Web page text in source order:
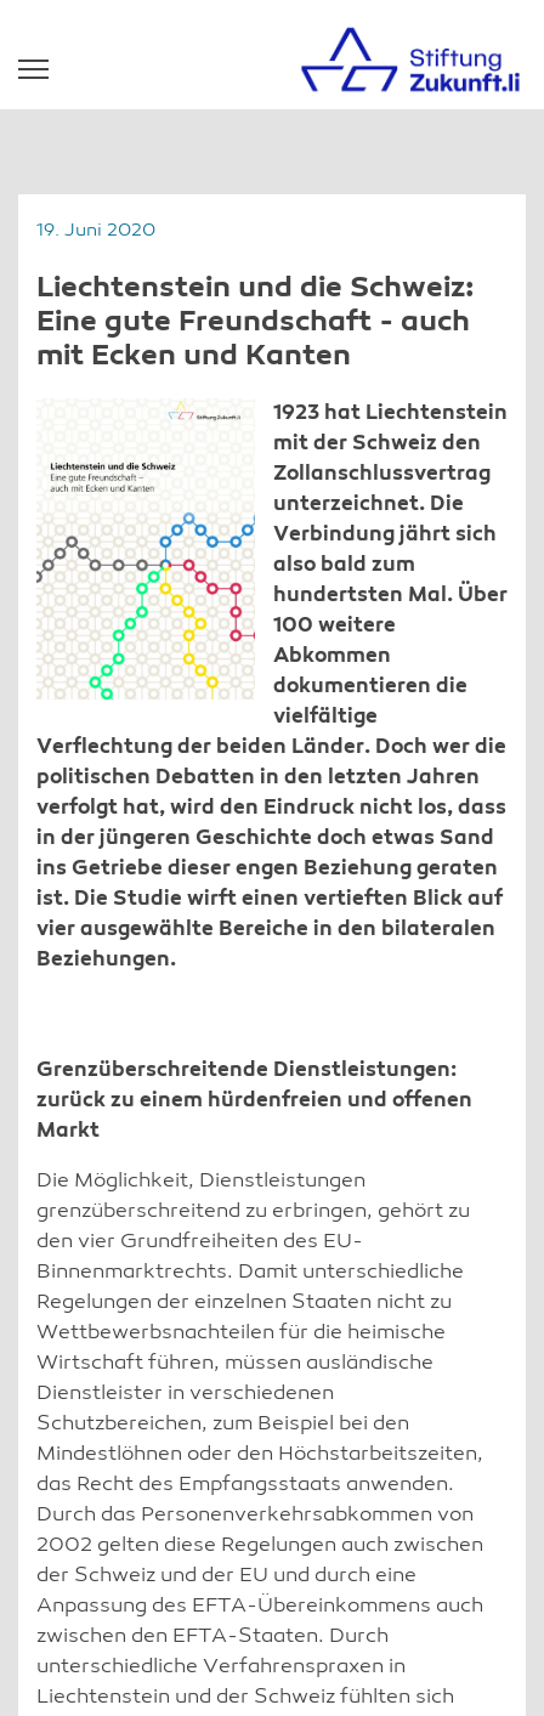
19. Juni 2020
Liechtenstein und die Schweiz:
Eine gute Freundschaft - auch
mit Ecken und Kanten
1923 hat Liechtenstein
mit der Schweiz den
Zollanschlussvertrag
unterzeichnet. Die
Verbindung jährt sich
also bald zum
hundertsten Mal. Über
100 weitere
Abkommen
dokumentieren die
vielfältige
Verflechtung der beiden Länder. Doch wer die
politischen Debatten in den letzten Jahren
verfolgt hat, wird den Eindruck nicht los, dass
in der jüngeren Geschichte doch etwas Sand
ins Getriebe dieser engen Beziehung geraten
ist. Die Studie wirft einen vertieften Blick auf
vier ausgewählte Bereiche in den bilateralen
Beziehungen.
Grenzüberschreitende Dienstleistungen:
zurück zu einem hürdenfreien und offenen
Markt
Die Möglichkeit, Dienstleistungen
grenzüberschreitend zu erbringen, gehört zu
den vier Grundfreiheiten des EU-
Binnenmarktrechts. Damit unterschiedliche
Regelungen der einzelnen Staaten nicht zu
Wettbewerbsnachteilen für die heimische
Wirtschaft führen, müssen ausländische
Dienstleister in verschiedenen
Schutzbereichen, zum Beispiel bei den
Mindestlöhnen oder den Höchstarbeitszeiten,
das Recht des Empfangsstaats anwenden.
Durch das Personenverkehrsabkommen von
2002 gelten diese Regelungen auch zwischen
der Schweiz und der EU und durch eine
Anpassung des EFTA-Übereinkommens auch
zwischen den EFTA-Staaten. Durch
unterschiedliche Verfahrenspraxen in
Liechtenstein und der Schweiz fühlten sich